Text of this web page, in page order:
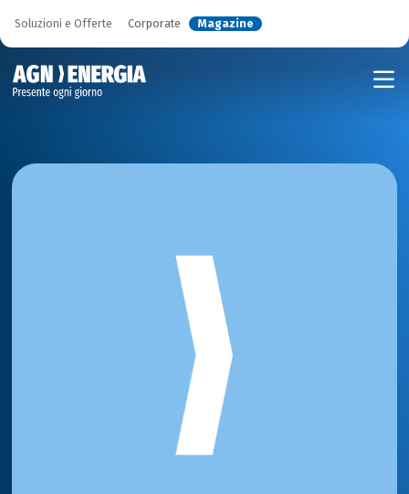
Soluzioni e Offerte Corporate Magazine